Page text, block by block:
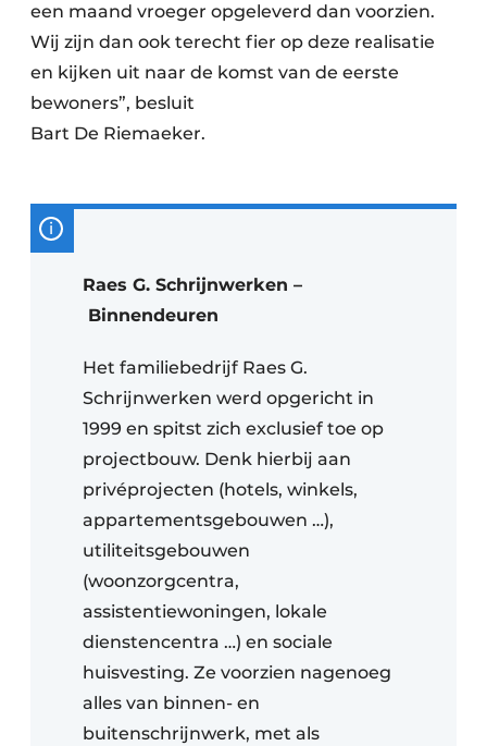
een maand vroeger opgeleverd dan voorzien.
Wij zijn dan ook terecht fier op deze realisatie
en kijken uit naar de komst van de eerste
bewoners”, besluit
Bart De Riemaeker.
Raes G. Schrijnwerken –
Binnendeuren
Het familiebedrijf Raes G.
Schrijnwerken werd opgericht in
1999 en spitst zich exclusief toe op
projectbouw. Denk hierbij aan
privéprojecten (hotels, winkels,
appartementsgebouwen …),
utiliteitsgebouwen
(woonzorgcentra,
assistentiewoningen, lokale
dienstencentra …) en sociale
huisvesting. Ze voorzien nagenoeg
alles van binnen- en
buitenschrijnwerk, met als